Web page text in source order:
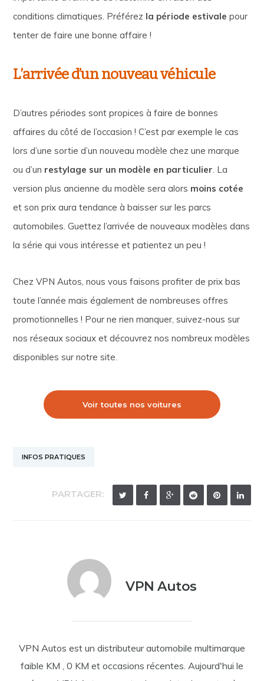
conditions climatiques. Préférez la période estivale pour
tenter de faire une bonne affaire !
L’arrivée d’un nouveau véhicule
D’autres périodes sont propices à faire de bonnes
affaires du côté de l’occasion ! C’est par exemple le cas
lors d’une sortie d’un nouveau modèle chez une marque
ou d’un restylage sur un modèle en particulier. La
version plus ancienne du modèle sera alors moins cotée
et son prix aura tendance à baisser sur les parcs
automobiles. Guettez l’arrivée de nouveaux modèles dans
la série qui vous intéresse et patientez un peu !
Chez VPN Autos, nous vous faisons profiter de prix bas
toute l’année mais également de nombreuses offres
promotionnelles ! Pour ne rien manquer, suivez-nous sur
nos réseaux sociaux et découvrez nos nombreux modèles
disponibles sur notre site.
Voir toutes nos voitures
INFOS PRATIQUES
PARTAGER:
VPN Autos
VPN Autos est un distributeur automobile multimarque
faible KM , 0 KM et occasions récentes. Aujourd'hui le